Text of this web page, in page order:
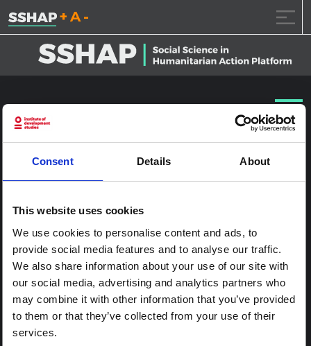
Consent Details About
This website uses cookies
We use cookies to personalise content and ads, to
provide social media features and to analyse our traffic.
We also share information about your use of our site with
our social media, advertising and analytics partners who
may combine it with other information that you’ve provided
to them or that they’ve collected from your use of their
services.
تقليل حجم الخط.
إعادة ضبط حجم
زيادة حجم
NYHQ2015-1535
نشر على2017.1.25
(2017.1.25) بواسطةssia_admin
آخر الملاحة
To Pandemic or Not? Reconfiguring Global Responses to